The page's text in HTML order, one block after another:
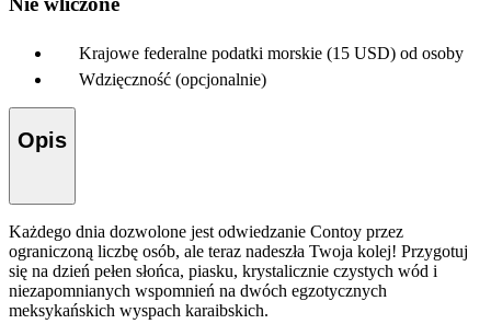
Krajowe federalne podatki morskie (15 USD) od osoby
Wdzięczność (opcjonalnie)
Opis
Każdego dnia dozwolone jest odwiedzanie Contoy przez
ograniczoną liczbę osób, ale teraz nadeszła Twoja kolej! Przygotuj
się na dzień pełen słońca, piasku, krystalicznie czystych wód i
niezapomnianych wspomnień na dwóch egzotycznych
meksykańskich wyspach karaibskich.